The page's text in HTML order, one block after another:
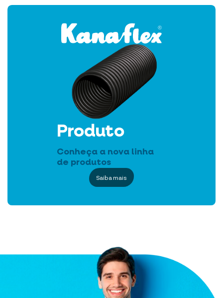
Produto
Conheça a nova linha
de produtos
Saiba mais